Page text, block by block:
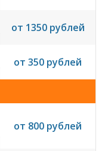
от 1350 рублей
от 350 рублей
от 800 рублей